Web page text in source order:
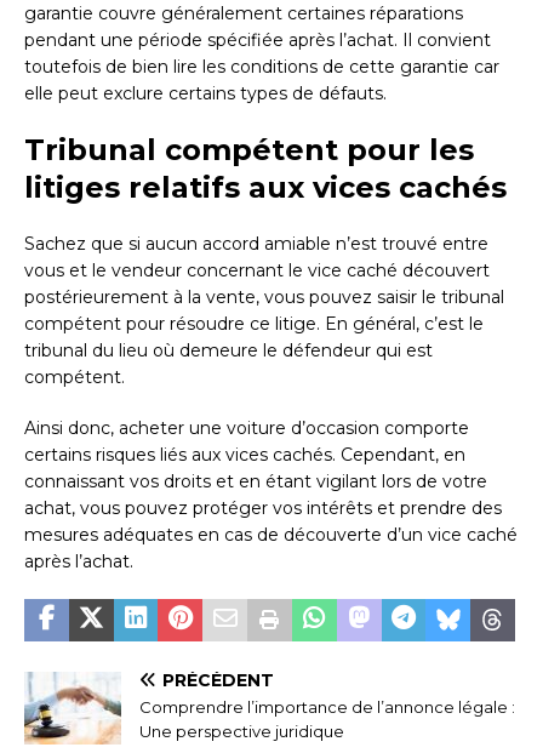
garantie couvre généralement certaines réparations
pendant une période spécifiée après l’achat. Il convient
toutefois de bien lire les conditions de cette garantie car
elle peut exclure certains types de défauts.
Tribunal compétent pour les
litiges relatifs aux vices cachés
Sachez que si aucun accord amiable n’est trouvé entre
vous et le vendeur concernant le vice caché découvert
postérieurement à la vente, vous pouvez saisir le tribunal
compétent pour résoudre ce litige. En général, c’est le
tribunal du lieu où demeure le défendeur qui est
compétent.
Ainsi donc, acheter une voiture d’occasion comporte
certains risques liés aux vices cachés. Cependant, en
connaissant vos droits et en étant vigilant lors de votre
achat, vous pouvez protéger vos intérêts et prendre des
mesures adéquates en cas de découverte d’un vice caché
après l’achat.
PRÉCÉDENT
Comprendre l’importance de l’annonce légale :
Une perspective juridique